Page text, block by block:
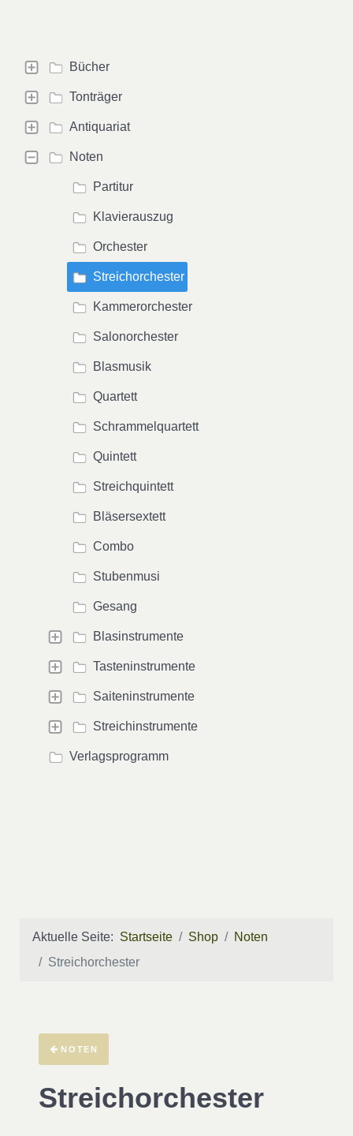
Bücher
Tonträger
Antiquariat
Noten
Partitur
Klavierauszug
Orchester
Streichorchester
Kammerorchester
Salonorchester
Blasmusik
Quartett
Schrammelquartett
Quintett
Streichquintett
Bläsersextett
Combo
Stubenmusi
Gesang
Blasinstrumente
Tasteninstrumente
Saiteninstrumente
Streichinstrumente
Verlagsprogramm
Aktuelle Seite: Startseite Shop
Noten
Streichorchester
NOTEN
Streichorchester